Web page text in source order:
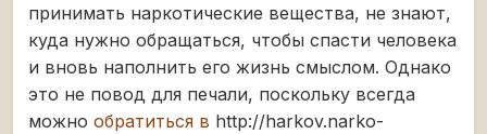
принимать наркотические вещества, не знают,
куда нужно обращаться, чтобы спасти человека
и вновь наполнить его жизнь смыслом. Однако
это не повод для печали, поскольку всегда
можно обратиться в http://harkov.narko-